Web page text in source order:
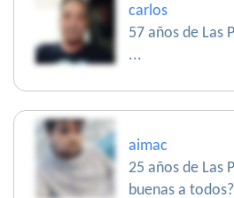
carlos
57 años de Las
...
aimac
25 años de Las
buenas a